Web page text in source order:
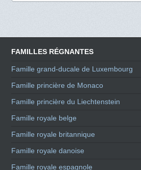
FAMILLES RÉGNANTES
Famille grand-ducale de Luxembourg
Famille princière de Monaco
Famille princière du Liechtenstein
Famille royale belge
Famille royale britannique
Famille royale danoise
Famille royale espagnole